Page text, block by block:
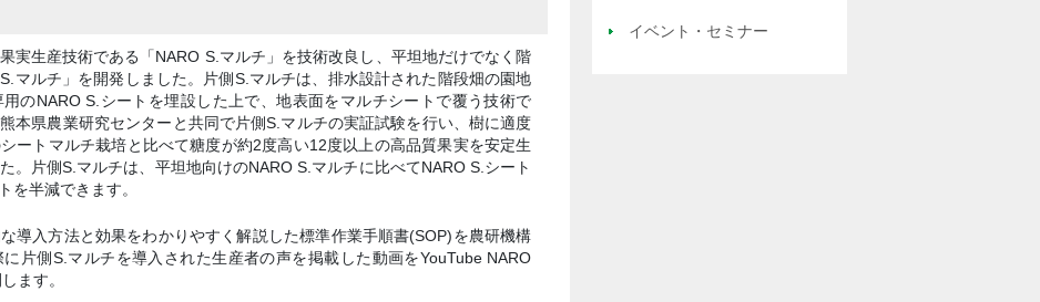
実生産技術である「NARO S.マルチ」を技術改良し、平坦地だけでなく階
マルチ」を開発しました。片側S.マルチは、排水設計された階段畑の園地
のNARO S.シートを埋設した上で、地表面をマルチシートで覆う技術で
本県農業研究センターと共同で片側S.マルチの実証試験を行い、樹に適度
ートマルチ栽培と比べて糖度が約2度高い12度以上の高品質果実を安定生
。片側S.マルチは、平坦地向けのNARO S.マルチに比べてNARO S.シート
を半減できます。
導入方法と効果をわかりやすく解説した標準作業手順書(SOP)を農研機構
片側S.マルチを導入された生産者の声を掲載した動画をYouTube NARO
ます。
イベント・セミナー